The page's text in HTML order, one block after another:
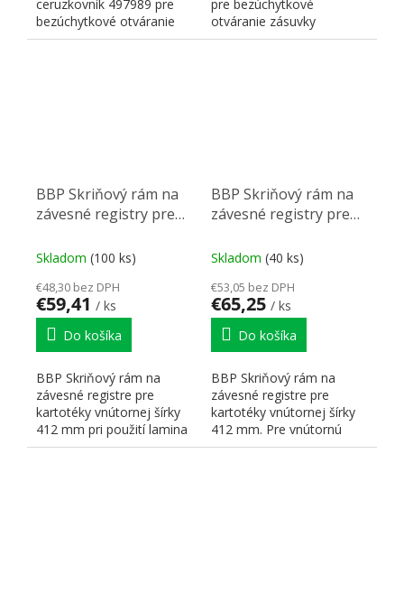
ceruzkovník 497989 pre
bezúchytkové otváranie
zásuvky
pre bezúchytkové
otváranie zásuvky
BBP Skriňový rám na
závesné registry pre
šírky 412 mm/390 mm
Skladom (100 ks)
€48,30 bez DPH
€59,41 / ks
Do košíka
BBP Skriňový rám na
závesné registre pre
kartotéky vnútornej šírky
412 mm pri použití lamina
19 mm. Pre vnútornú...
BBP Skriňový rám na
závesné registry pre
šírky 412 mm/540 mm
Skladom (40 ks)
€53,05 bez DPH
€65,25 / ks
Do košíka
BBP Skriňový rám na
závesné registre pre
kartotéky vnútornej šírky
412 mm. Pre vnútornú
hĺbku 540 mm.